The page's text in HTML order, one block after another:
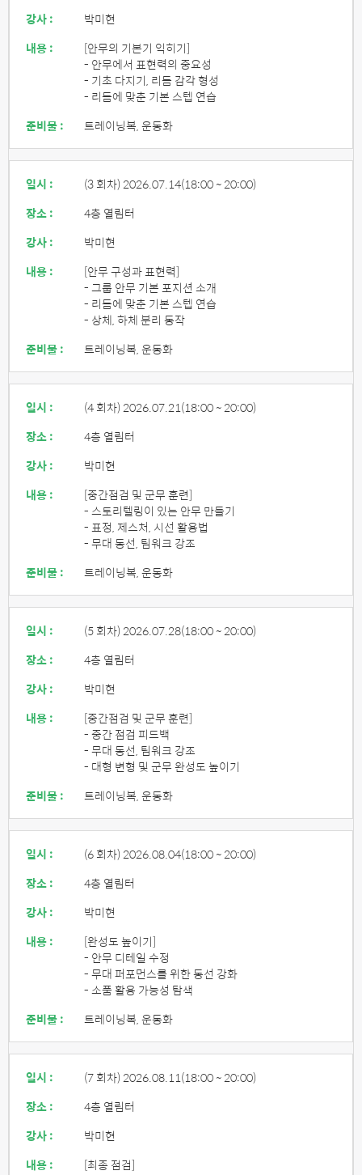
강사 :
박미현
내용 :
[안무의 기본기 익히기]
- 안무에서 표현력의 중요성
- 기초 다지기, 리듬 감각 형성
- 리듬에 맞춘 기본 스텝 연습
준비물 :
트레이닝복, 운동화
일시 : (3 회차) 2026.07.14(18:00 ~ 20:00)
장소 :
4층 열림터
강사 :
박미현
내용 :
[안무 구성과 표현력]
- 그룹 안무 기본 포지션 소개
- 리듬에 맞춘 기본 스텝 연습
- 상체, 하체 분리 동작
준비물 :
트레이닝복, 운동화
일시 : (4 회차) 2026.07.21(18:00 ~ 20:00)
장소 :
4층 열림터
강사 :
박미현
내용 :
[중간점검 및 군무 훈련]
- 스토리텔링이 있는 안무 만들기
- 표정, 제스처, 시선 활용법
- 무대 동선, 팀워크 강조
준비물 :
트레이닝복, 운동화
일시 : (5 회차) 2026.07.28(18:00 ~ 20:00)
장소 :
4층 열림터
강사 :
박미현
내용 :
[중간점검 및 군무 훈련]
- 중간 점검 피드백
- 무대 동선, 팀워크 강조
- 대형 변형 및 군무 완성도 높이기
준비물 :
트레이닝복, 운동화
일시 : (6 회차) 2026.08.04(18:00 ~ 20:00)
장소 :
4층 열림터
강사 :
박미현
내용 :
[완성도 높이기]
- 안무 디테일 수정
- 무대 퍼포먼스를 위한 동선 강화
- 소품 활용 가능성 탐색
준비물 :
트레이닝복, 운동화
일시 : (7 회차) 2026.08.11(18:00 ~ 20:00)
장소 :
4층 열림터
강사 :
박미현
내용 :
[최종 점검]